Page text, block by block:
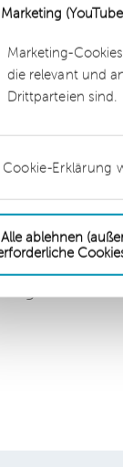
Marketing
Marketing-
die relevant und
Drittparteien sind.
Cookie-Erklärung
Alle ablehnen
sondern
wird
eine
nicht.
noch